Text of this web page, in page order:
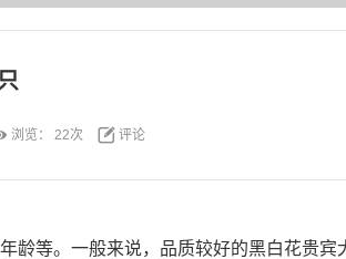
浏览： 22次 评论
龄等。一般来说，品质较好的黑白花贵宾